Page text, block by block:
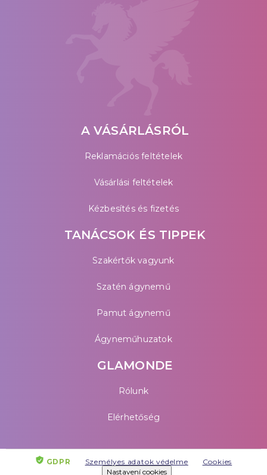
A VÁSÁRLÁSRÓL
Reklamációs feltételek
Vásárlási feltételek
Kézbesítés és fizetés
TANÁCSOK ÉS TIPPEK
Szakértők vagyunk
Szatén ágynemű
Pamut ágynemű
Ágyneműhuzatok
GLAMONDE
Rólunk
Elérhetőség
GDPR Személyes adatok védelme
Cookies
Nastavení cookies